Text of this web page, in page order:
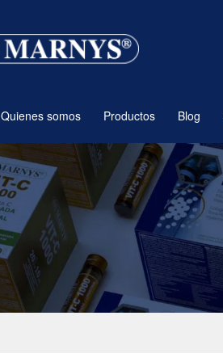
Quienes somos Productos Blog